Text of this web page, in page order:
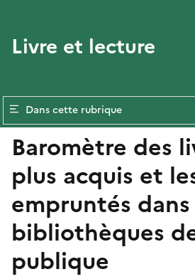
Livre et lecture
Dans cette rubrique
Baromètre des
plus acquis et
empruntés
bibliothèques
publique